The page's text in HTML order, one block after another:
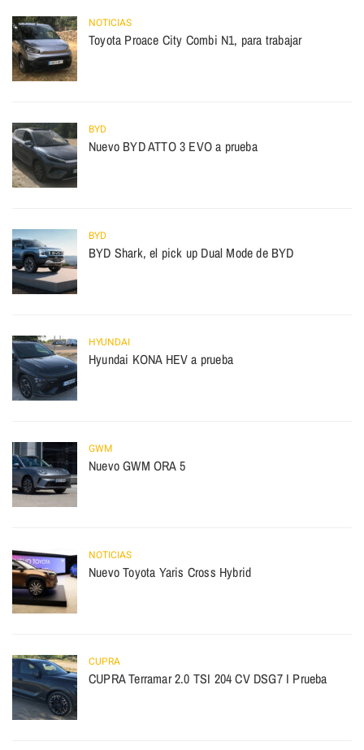
NOTICIAS
Toyota Proace City Combi N1, para trabajar
BYD
Nuevo BYD ATTO 3 EVO a prueba
BYD
BYD Shark, el pick up Dual Mode de BYD
HYUNDAI
Hyundai KONA HEV a prueba
GWM
Nuevo GWM ORA 5
NOTICIAS
Nuevo Toyota Yaris Cross Hybrid
CUPRA
CUPRA Terramar 2.0 TSI 204 CV DSG7 I Prueba